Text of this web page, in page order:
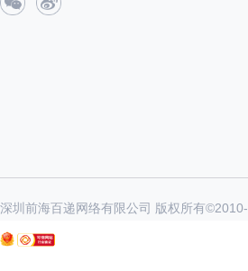
深圳前海百递网络有限公司 版权所有©2010-